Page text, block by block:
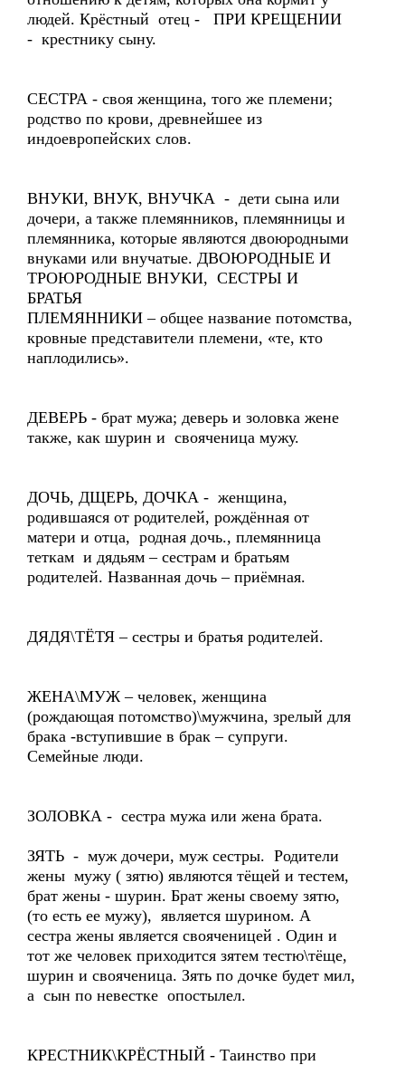
людей. Крёстный отец - ПРИ КРЕЩЕНИИ
- крестнику сыну.
СЕСТРА - своя женщина, того же племени;
родство по крови, древнейшее из
индоевропейских слов.
ВНУКИ, ВНУК, ВНУЧКА - дети сына или
дочери, а также племянников, племянницы и
племянника, которые являются двоюродными
внуками или внучатые. ДВОЮРОДНЫЕ И
ТРОЮРОДНЫЕ ВНУКИ, СЕСТРЫ И
БРАТЬЯ
ПЛЕМЯННИКИ – общее название потомства,
кровные представители племени, «те, кто
наплодились».
ДЕВЕРЬ - брат мужа; деверь и золовка жене
также, как шурин и свояченица мужу.
ДОЧЬ, ДЩЕРЬ, ДОЧКА - женщина,
родившаяся от родителей, рождённая от
матери и отца, родная дочь., племянница
теткам и дядьям – сестрам и братьям
родителей. Названная дочь – приёмная.
ДЯДЯ\ТЁТЯ – сестры и братья родителей.
ЖЕНА\МУЖ – человек, женщина
(рождающая потомство)\мужчина, зрелый для
брака -вступившие в брак – супруги.
Семейные люди.
ЗОЛОВКА - сестра мужа или жена брата.
ЗЯТЬ - муж дочери, муж сестры. Родители
жены мужу ( зятю) являются тёщей и тестем,
брат жены - шурин. Брат жены своему зятю,
(то есть ее мужу), является шурином. А
сестра жены является свояченицей . Один и
тот же человек приходится зятем тестю\тёще,
шурин и свояченица. Зять по дочке будет мил,
а сын по невестке опостылел.
КРЕСТНИК\КРЁСТНЫЙ - Таинство при